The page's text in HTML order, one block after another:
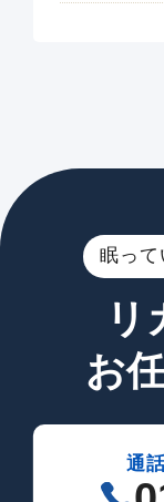
眠って
リ
お
通